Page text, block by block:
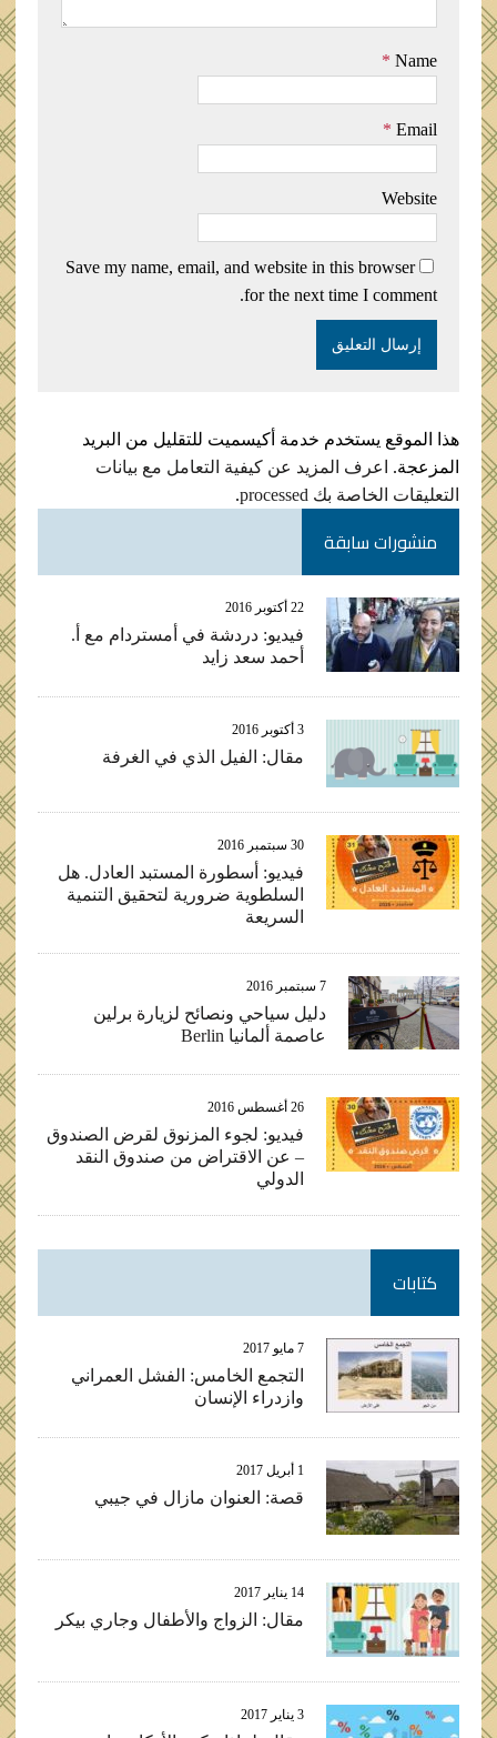
Name
*
Email
*
Website
Save my name, email, and website in this browser
for the next time I comment.
هذا الموقع يستخدم خدمة أكيسميت للتقليل من البريد
المزعجة.
اعرف المزيد عن كيفية التعامل مع بيانات
التعليقات الخاصة بك processed
.
منشورات سابقة
22 أكتوبر 2016
فيديو: دردشة في أمستردام مع أ.
أحمد سعد زايد
3 أكتوبر 2016
مقال: الفيل الذي في الغرفة
30 سبتمبر 2016
فيديو: أسطورة المستبد العادل. هل
السلطوية ضرورية لتحقيق التنمية
السريعة
7 سبتمبر 2016
دليل سياحي ونصائح لزيارة برلين
عاصمة ألمانيا Berlin
26 أغسطس 2016
فيديو: لجوء المزنوق لقرض الصندوق
– عن الاقتراض من صندوق النقد
الدولي
كتابات
7 مايو 2017
التجمع الخامس: الفشل العمراني
وازدراء الإنسان
1 أبريل 2017
قصة: العنوان مازال في جيبي
14 يناير 2017
مقال: الزواج والأطفال وجاري بيكر
3 يناير 2017